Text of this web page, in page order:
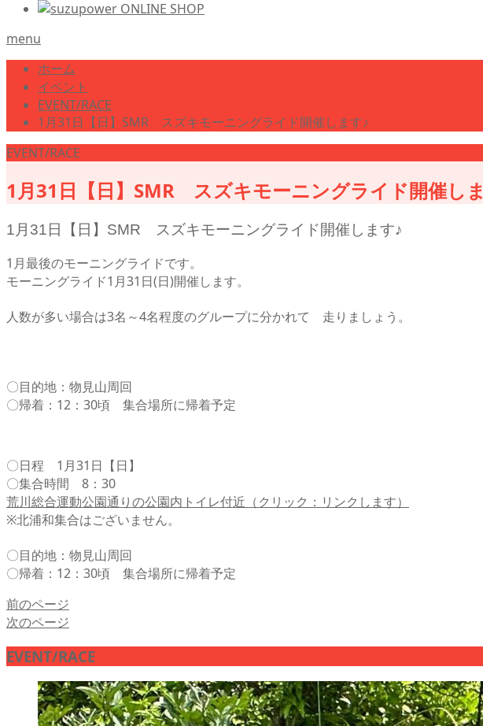
menu
ホーム
イベント
EVENT/RACE
1月31日【日】SMR スズキモーニングライド開催します♪
EVENT/RACE
1月31日【日】SMR スズキモーニングライド開催し
1月31日【日】SMR スズキモーニングライド開催します♪
1月最後のモーニングライドです。
モーニングライド1月31日(日)開催します。
人数が多い場合は3名～4名程度のグループに分かれて 走りましょう。
〇目的地：物見山周回
〇帰着：12：30頃 集合場所に帰着予定
〇日程 1月31日【日】
〇集合時間 8：30
荒川総合運動公園通りの公園内トイレ付近（クリック：リンクします）
※北浦和集合はございません。
〇目的地：物見山周回
〇帰着：12：30頃 集合場所に帰着予定
前のページ
次のページ
EVENT/RACE